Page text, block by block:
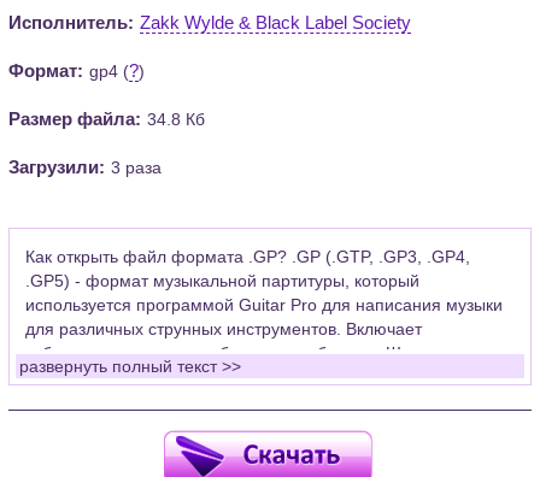
Исполнитель: Zakk Wylde & Black Label Society
Формат: gp4 (?)
Размер файла: 34.8 Кб
Загрузили: 3 раза
Как открыть файл формата .GP? .GP (.GTP, .GP3, .GP4,
.GP5) - формат музыкальной партитуры, который
используется программой Guitar Pro для написания музыки
для различных струнных инструментов. Включает
табулатуры для гитары, бас-гитары, банджо. Широко
применяется для создания партитур, которые затем
Для открытия нот этого формата Вам необходимо
установить у себя на рабочем компьютере программу Guitar
развернуть полный текст >>